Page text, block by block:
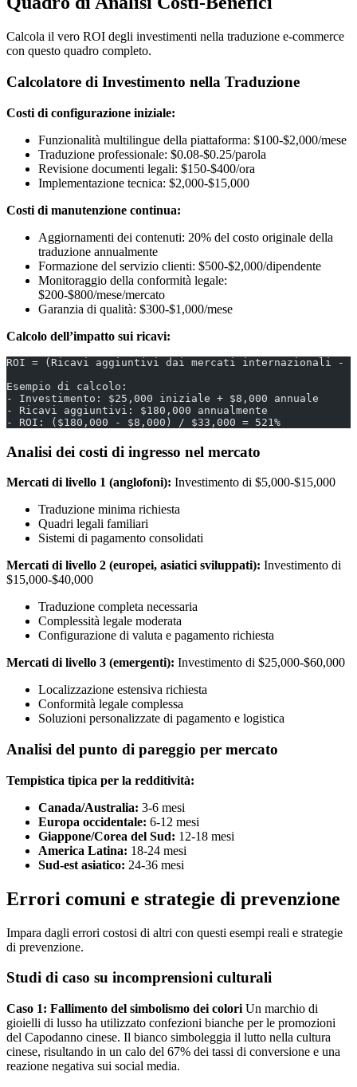
Calcola il vero ROI degli investimenti nella traduzione e-commerce
con questo quadro completo.
Calcolatore di Investimento nella Traduzione
Costi di configurazione iniziale:
Funzionalità multilingue della piattaforma: $100-$2,000/mese
Traduzione professionale: $0.08-$0.25/parola
Revisione documenti legali: $150-$400/ora
Implementazione tecnica: $2,000-$15,000
Costi di manutenzione continua:
Aggiornamenti dei contenuti: 20% del costo originale della
traduzione annualmente
Formazione del servizio clienti: $500-$2,000/dipendente
Monitoraggio della conformità legale:
$200-$800/mese/mercato
Garanzia di qualità: $300-$1,000/mese
Calcolo dell’impatto sui ricavi:
ROI = (Ricavi aggiuntivi dai mercati internazionali -
Esempio di calcolo:
- Investimento: $25,000 iniziale + $8,000 annuale
- Ricavi aggiuntivi: $180,000 annualmente
- ROI: ($180,000 - $8,000) / $33,000 = 521%
Analisi dei costi di ingresso nel mercato
Mercati di livello 1 (anglofoni): Investimento di $5,000-$15,000
Traduzione minima richiesta
Quadri legali familiari
Sistemi di pagamento consolidati
Mercati di livello 2 (europei, asiatici sviluppati): Investimento di
$15,000-$40,000
Traduzione completa necessaria
Complessità legale moderata
Configurazione di valuta e pagamento richiesta
Mercati di livello 3 (emergenti): Investimento di $25,000-$60,000
Localizzazione estensiva richiesta
Conformità legale complessa
Soluzioni personalizzate di pagamento e logistica
Analisi del punto di pareggio per mercato
Tempistica tipica per la redditività:
Canada/Australia: 3-6 mesi
Europa occidentale: 6-12 mesi
Giappone/Corea del Sud: 12-18 mesi
America Latina: 18-24 mesi
Sud-est asiatico: 24-36 mesi
Errori comuni e strategie di prevenzione
Impara dagli errori costosi di altri con questi esempi reali e strategie
di prevenzione.
Studi di caso su incomprensioni culturali
Caso 1: Fallimento del simbolismo dei colori Un marchio di
gioielli di lusso ha utilizzato confezioni bianche per le promozioni
del Capodanno cinese. Il bianco simboleggia il lutto nella cultura
cinese, risultando in un calo del 67% dei tassi di conversione e una
reazione negativa sui social media.